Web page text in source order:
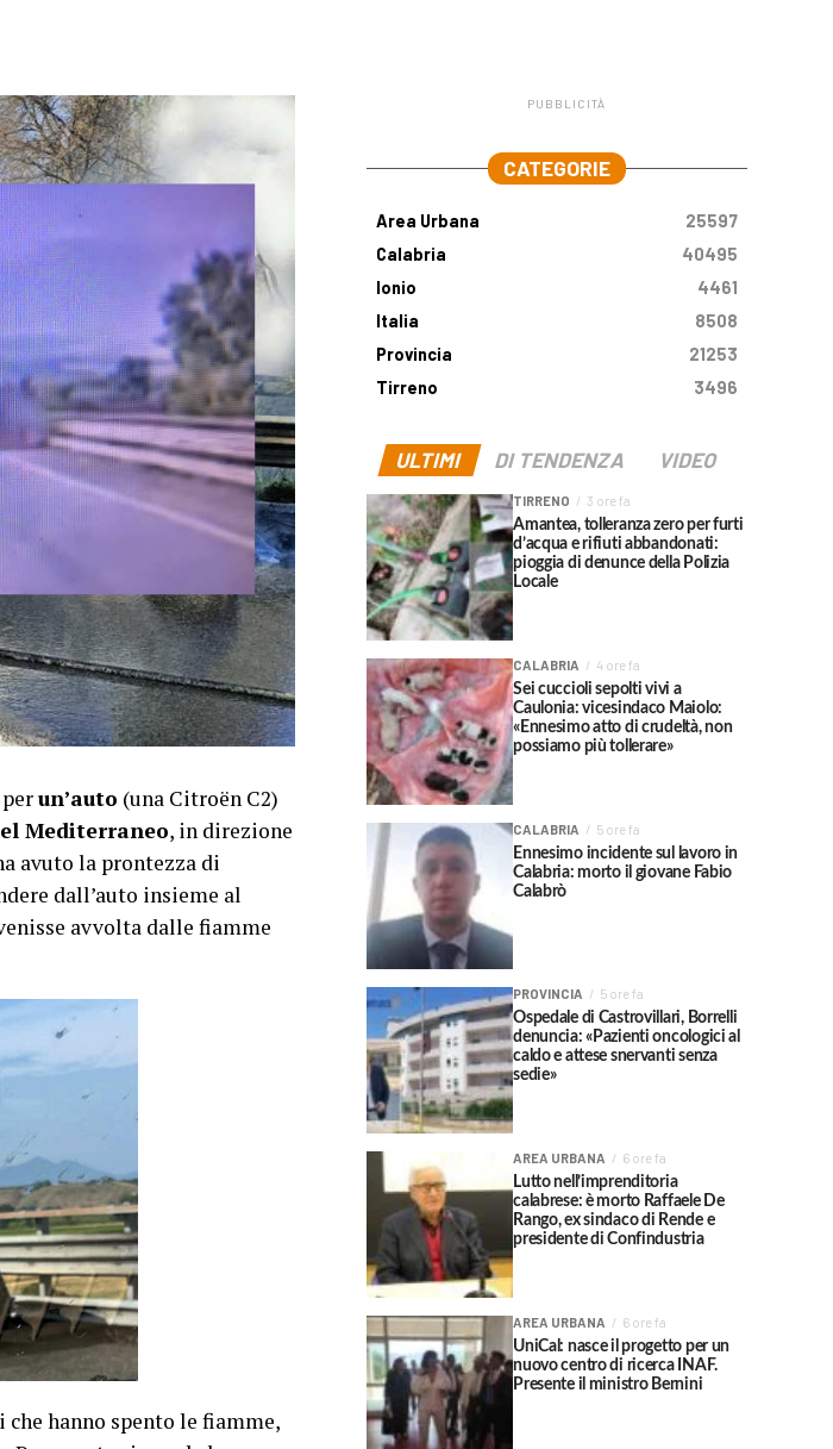
perun’auto (una Citroën C2)
Mediterraneo, in direzione
avuto la prontezza di
dall’auto insieme al
avvolta dalle fiamme
hanno spento le fiamme,
PUBBLICITÀ
CATEGORIE
Area Urbana
25597
Calabria
40495
Ionio
4461
Italia
8508
Provincia
21253
Tirreno
3496
ULTIMI DI TENDENZA VIDEO
TIRRENO 3 ore fa
Amantea, tolleranza zero per furti
d’acqua e rifiuti abbandonati:
pioggia di denunce della Polizia
Locale
CALABRIA 4 ore fa
Sei cuccioli sepolti vivi a
Caulonia: vicesindaco Maiolo:
«Ennesimo atto di crudeltà, non
possiamo più tollerare»
CALABRIA 5 ore fa
Ennesimo incidente sul lavoro in
Calabria: morto il giovane Fabio
Calabrò
PROVINCIA 5 ore fa
Ospedale di Castrovillari, Borrelli
denuncia: «Pazienti oncologici al
caldo e attese snervanti senza
sedie»
AREA URBANA 6 ore fa
Lutto nell’imprenditoria
calabrese: è morto Raffaele De
Rango, ex sindaco di Rende e
presidente di Confindustria
AREA URBANA 6 ore fa
UniCal: nasce il progetto per un
nuovo centro di ricerca INAF.
Presente il ministro Bernini